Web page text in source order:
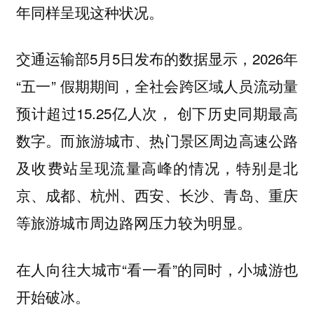
年同样呈现这种状况。
交通运输部5月5日发布的数据显示，2026年
“五一” 假期期间，全社会跨区域人员流动量
预计超过15.25亿人次， 创下历史同期最高
数字。而旅游城市、热门景区周边高速公路
及收费站呈现流量高峰的情况，特别是北
京、成都、杭州、西安、长沙、青岛、重庆
等旅游城市周边路网压力较为明显。
在人向往大城市“看一看”的同时，小城游也
开始破冰。